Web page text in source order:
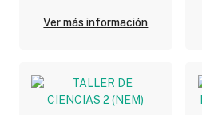
Ver más información